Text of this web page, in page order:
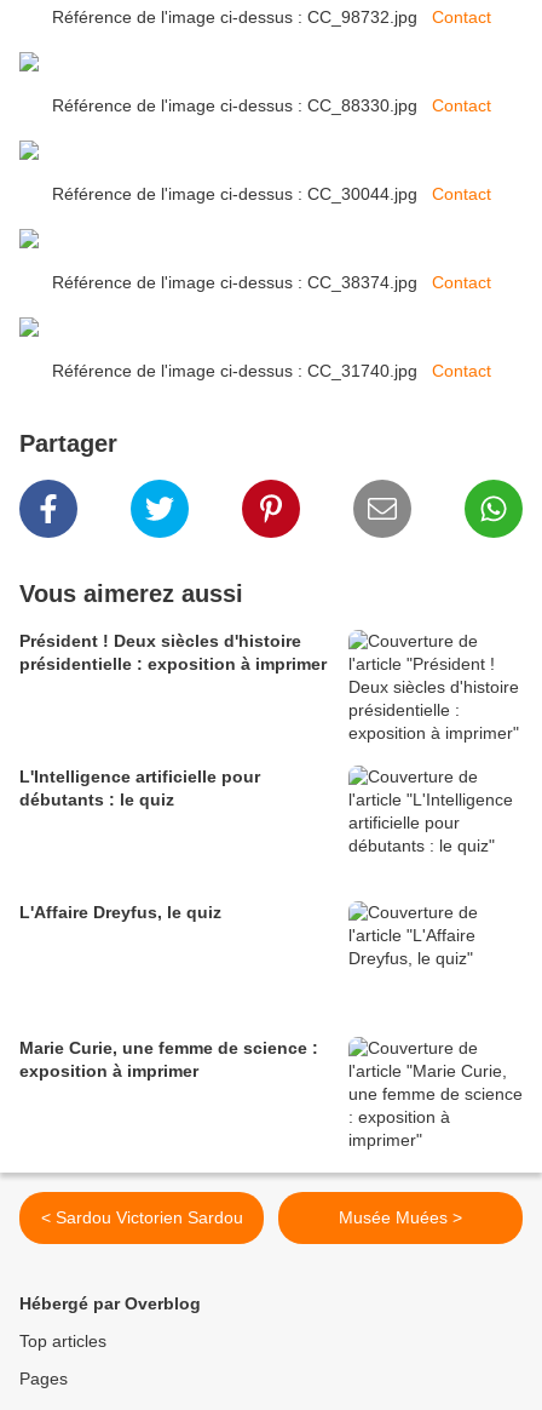
Référence de l'image ci-dessus : CC_98732.jpg Contact
Référence de l'image ci-dessus : CC_88330.jpg Contact
Référence de l'image ci-dessus : CC_30044.jpg Contact
Référence de l'image ci-dessus : CC_38374.jpg Contact
Référence de l'image ci-dessus : CC_31740.jpg Contact
Partager
Vous aimerez aussi
Président ! Deux siècles d'histoire
présidentielle : exposition à imprimer
L'Intelligence artificielle pour
débutants : le quiz
L'Affaire Dreyfus, le quiz
Marie Curie, une femme de science :
exposition à imprimer
< Sardou Victorien Sardou Musée Muées >
Hébergé par Overblog
Top articles
Pages